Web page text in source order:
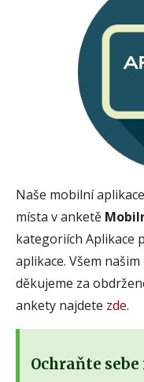
Naše mobilní aplikace
místa v anketě
kategoriích Aplikace
aplikace. Všem
děkujeme za
ankety najdete zde.
Ochraňte